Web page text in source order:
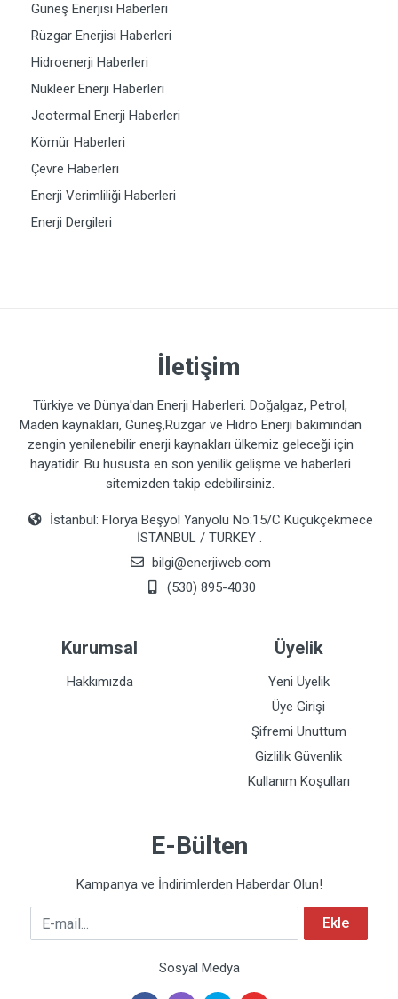
Güneş Enerjisi Haberleri
Rüzgar Enerjisi Haberleri
Hidroenerji Haberleri
Nükleer Enerji Haberleri
Jeotermal Enerji Haberleri
Kömür Haberleri
Çevre Haberleri
Enerji Verimliliği Haberleri
Enerji Dergileri
İletişim
Türkiye ve Dünya'dan Enerji Haberleri. Doğalgaz, Petrol,
Maden kaynakları, Güneş,Rüzgar ve Hidro Enerji bakımından
zengin yenilenebilir enerji kaynakları ülkemiz geleceği için
hayatidir. Bu hususta en son yenilik gelişme ve haberleri
sitemizden takip edebilirsiniz.
İstanbul: Florya Beşyol Yanyolu No:15/C Küçükçekmece
İSTANBUL / TURKEY .
bilgi@enerjiweb.com
(530) 895-4030
Kurumsal
Hakkımızda
Üyelik
Yeni Üyelik
Üye Girişi
Şifremi Unuttum
Gizlilik Güvenlik
Kullanım Koşulları
E-Bülten
Kampanya ve İndirimlerden Haberdar Olun!
E-mail Ekle
Sosyal Medya